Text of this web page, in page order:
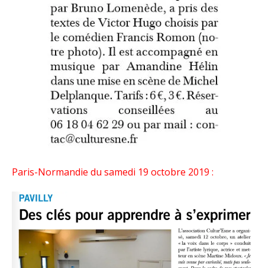
Paris-Normandie du samedi 19 octobre 2019 :